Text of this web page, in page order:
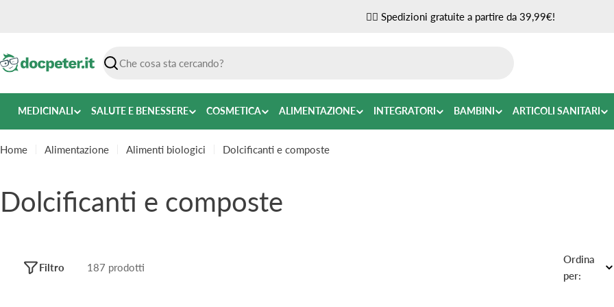
✌🏼 Spedizioni gratuite a partire da 39,99€!
Ricerca
MEDICINALI SALUTE E BENESSERE COSMETICA ALIMENTAZIONE INTEGRATORI BAMBINI ARTICOLI SANITARI
Home Alimentazione Alimenti biologici Dolcificanti e composte
C
Dolcificanti e composte
187 prodotti
Filtro
Ordina
per: